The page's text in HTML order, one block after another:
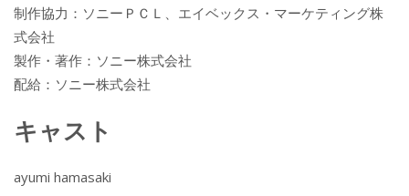
制作協力：ソニーＰＣＬ、エイベックス・マーケティング株
式会社
製作・著作：ソニー株式会社
配給：ソニー株式会社
キャスト
ayumi hamasaki